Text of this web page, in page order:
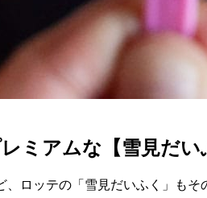
ミアムな【雪見だい
ロッテの「雪見だいふく」も